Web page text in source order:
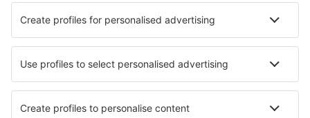
Hotels in Forio
Die besten Hotels - Städte
Hotels Montmartin En Graignes Hotels in Vellore
Hotels in Aeugst Am Albis Hotels in Macgregor